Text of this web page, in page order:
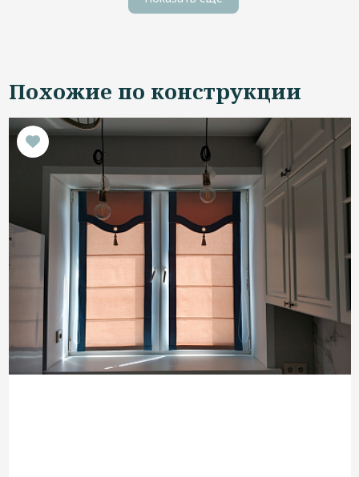
Похожие по конструкции